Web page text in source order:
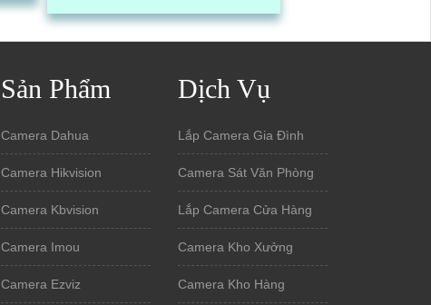
hàng, nhìn thấy được quá trình đóng
gói hàng hóa, kèm theo đấy là quy
cách dễ dàng
Sản Phẩm
Camera Dahua
Camera Hikvision
Camera Kbvision
Camera Imou
Camera Ezviz
Dịch Vụ
Lắp Camera Gia Đình
Camera Sát Văn Phòng
Lắp Camera Cửa Hàng
Camera Kho Xưởng
Camera Kho Hàng